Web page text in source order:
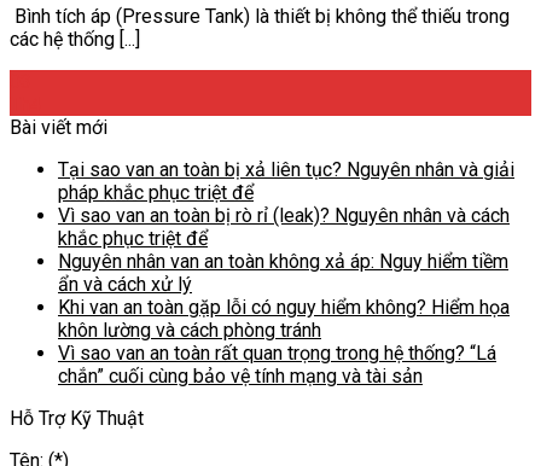
Bình tích áp (Pressure Tank) là thiết bị không thể thiếu trong
các hệ thống [...]
Bài viết mới
Tại sao van an toàn bị xả liên tục? Nguyên nhân và giải
pháp khắc phục triệt để
Vì sao van an toàn bị rò rỉ (leak)? Nguyên nhân và cách
khắc phục triệt để
Nguyên nhân van an toàn không xả áp: Nguy hiểm tiềm
ẩn và cách xử lý
Khi van an toàn gặp lỗi có nguy hiểm không? Hiểm họa
khôn lường và cách phòng tránh
Vì sao van an toàn rất quan trọng trong hệ thống? “Lá
chắn” cuối cùng bảo vệ tính mạng và tài sản
Hỗ Trợ Kỹ Thuật
Tên: (*)